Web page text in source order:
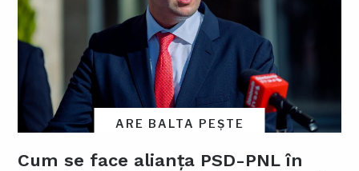
ARE BALTA PEȘTE
Cum se face alianța PSD-PNL în